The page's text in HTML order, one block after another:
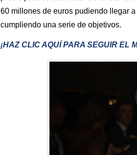
60 millones de euros pudiendo llegar
cumpliendo una serie de objetivos.
¡HAZ CLIC AQUÍ PARA SEGUIR EL